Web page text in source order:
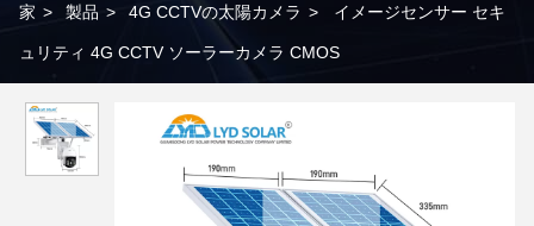
家 > 製品 > 4G CCTVの太陽カメラ > イメージセンサー セキ
ュリティ 4G CCTV ソーラーカメラ CMOS